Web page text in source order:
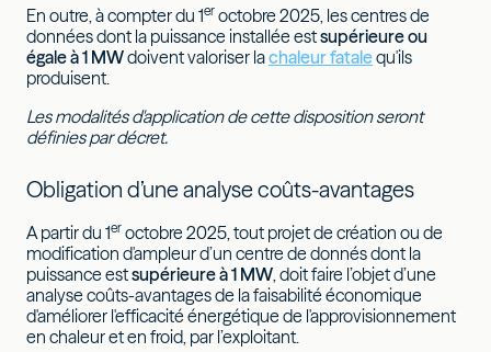
En outre, à compter du 1er octobre 2025, les centres de
données dont la puissance installée estsupérieure ou
égale à 1 MWdoivent valoriser lachaleur fatalequ'ils
produisent.
Les modalités d'application de cette disposition seront
définies par décret.
Obligation d’une analyse coûts-avantages
A partir du 1er octobre 2025, tout projet de création ou de
modification d'ampleur d’un centre de donnés dont la
puissance estsupérieure à 1 MW , doit faire l’objet d’une
analyse coûts-avantages de la faisabilité économique
d'améliorer l'efficacité énergétique de l'approvisionnement
en chaleur et en froid, par l’exploitant.